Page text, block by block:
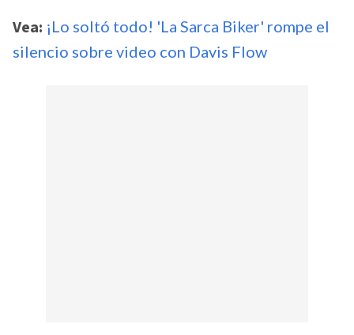
Vea: ¡Lo soltó todo! 'La Sarca Biker' rompe el
silencio sobre video con Davis Flow